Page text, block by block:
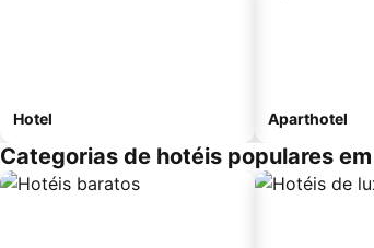
Hotel Aparthotel
Categorias de hotéis populares